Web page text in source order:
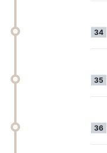
34
35
36